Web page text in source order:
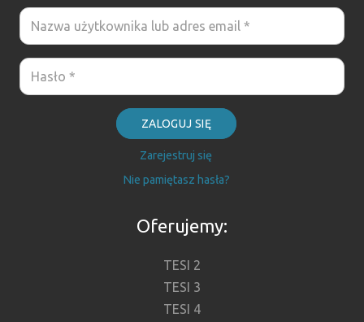
ZALOGUJ SIĘ
Zarejestruj się
Nie pamiętasz hasła?
Oferujemy:
TESI 2
TESI 3
TESI 4